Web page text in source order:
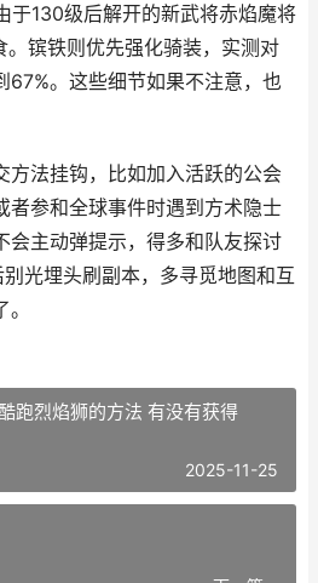
于130级后解开的新武将赤焰魔将
镔铁则优先强化骑装，实测对
67%。这些细节如果不注意，也
方法挂钩，比如加入活跃的公会
者参和全球事件时遇到方术隐士
会主动弹提示，得多和队友探讨
光埋头刷副本，多寻觅地图和互
跑烈焰狮的方法 有没有获得
2025-11-25